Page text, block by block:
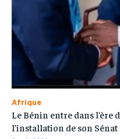
Afrique
Le Bénin entre dans l’ère
l’installation de son Sénat